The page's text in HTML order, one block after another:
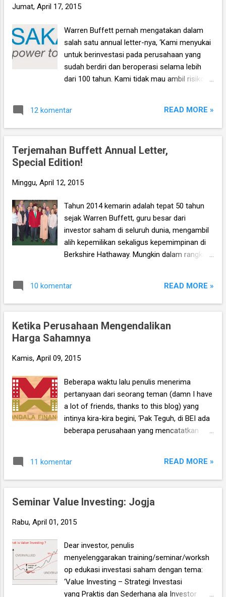
trading, investasi jangka menengah, dan
Jumat, April 17, 2015
Warren Buffett pernah mengatakan dalam
salah satu annual letter-nya, ‘Kami menyukai
untuk berinvestasi pada perusahaan yang
sudah berdiri dan beroperasi selama lebih
dari 100 tahun. Kami tidak mau ambil risiko
yang panjang.’ Pendek kata, Buffett lebih
suka berinvestasi pada perusahaan yang
baru berdiri ‘kemarin sore’. However, ketika
prinsip ini diterapkan di Indonesia maka
Sebab, berapa banyak sih perusahaan yang
100 tahun? Lha wong Republik Indonesia
sendiri baru berdiri pada tahun 1945 bukan?
12 komentar READ MORE »
Terjemahan Buffett Annual Letter,
Special Edition!
Minggu, April 12, 2015
Tahun 2014 kemarin adalah tepat 50 tahun
sejak Warren Buffett, guru besar dari
investor saham di seluruh dunia, mengambil
alih kepemilikan sekaligus kepemimpinan di
Berkshire Hathaway. Mungkin dalam rangka
khusus di Berkshire Hathaway Annual Letter
untuk tahun 2014, yang berisi tentang
berinvestasi, yang telah sukses ‘menyulap’
Berkshire dari sebuah perusahaan tekstil
perusahaan konglomerasi yang amat sangat
10 komentar READ MORE »
Ketika Perusahaan Mengendalikan
Harga Sahamnya
Kamis, April 09, 2015
Beberapa waktu lalu penulis menerima
pertanyaan dari seorang teman (damn I have
a lot of friends, thanks to this blog) yang
intinya kira-kira begini, ‘Pak Teguh, di BEI ada
beberapa perusahaan yang mencatatkan
menerapkan GCG dengan baik. Namun
sahamnya tetap saja tidak mau bergerak
Mandala Multifinance (MFIN) yang Pak Teguh
11 komentar READ MORE »
Seminar Value Investing: Jogja
Rabu, April 01, 2015
Dear investor, penulis
menyelenggarakan training/seminar/worksh
op edukasi investasi saham dengan tema:
‘Value Investing – Strategi Investasi
yang Praktis dan Sederhana ala Investor